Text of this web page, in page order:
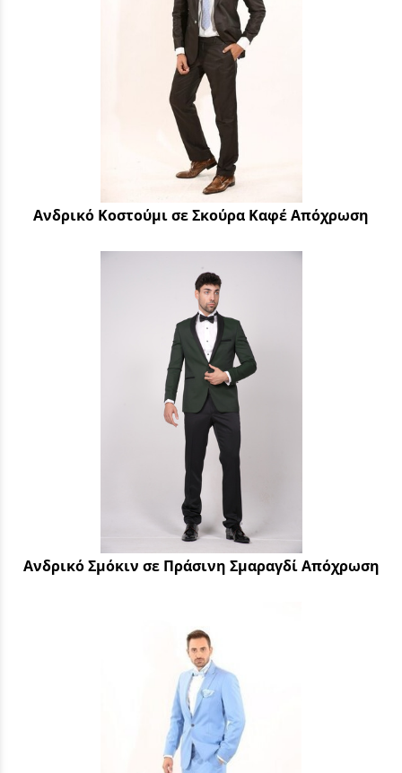
Ανδρικό Κοστούμι σε Σκούρα Καφέ Απόχρωση
Ανδρικό Σμόκιν σε Πράσινη Σμαραγδί Απόχρωση